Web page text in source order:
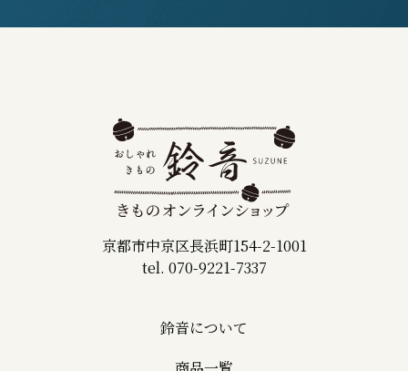
京都市中京区長浜町154-2-1001
tel. 070-9221-7337
鈴音について